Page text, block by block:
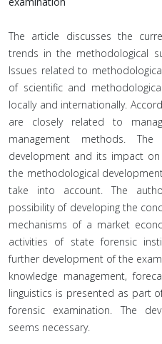
The article discusses the
trends in the methodological
Issues related to
of scientific and
locally and internationally.
are closely related to
management methods.
development and its impact
the methodological
take into account. The
possibility of developing the
mechanisms of a market
activities of state forensic
further development of the
knowledge management,
linguistics is presented as part
forensic examination. The
seems necessary.